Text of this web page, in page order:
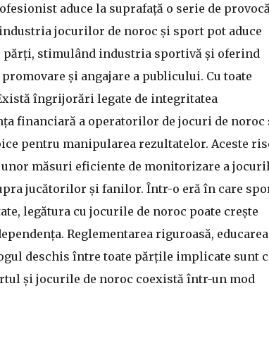
aduce la suprafață o serie de
jocurilor de noroc și sport pot aduce
stimulând industria sportivă și oferind
și angajare a publicului. Cu toate
îngrijorări legate de integritatea
financiară a operatorilor de jocuri de noroc
pentru manipularea rezultatelor. Aceste
măsuri eficiente de monitorizare a
jucătorilor și fanilor. Într-o eră în care
legătura cu jocurile de noroc poate crește
Reglementarea riguroasă, educarea
deschis între toate părțile implicate sunt
și jocurile de noroc coexistă într-un mod